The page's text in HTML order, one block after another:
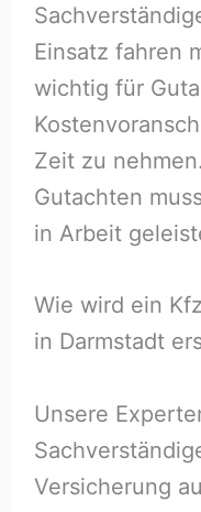
Einsatz fahren
wichtig für
Zeit zu
Gutachten
in Arbeit
Wie wird ein
in Darmstadt
Unsere
Versicherung